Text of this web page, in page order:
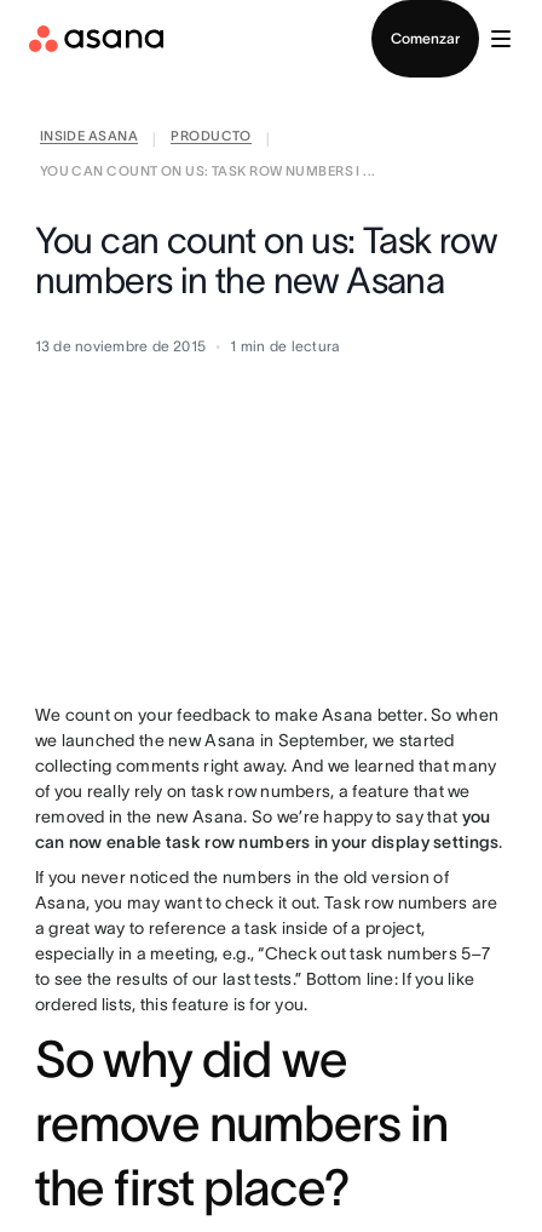
Comenzar
INSIDE ASANA PRODUCTO
YOU CAN COUNT ON US: TASK ROW NUMBERS I ...
You can count on us: Task row
numbers in the new Asana
13 de noviembre de 2015 1 min de lectura
We count on your feedback to make Asana better. So when
we launched the new Asana in September, we started
collecting comments right away. And we learned that many
of you really rely on task row numbers, a feature that we
removed in the new Asana. So we’re happy to say that you
can now enable task row numbers in your display settings.
If you never noticed the numbers in the old version of
Asana, you may want to check it out. Task row numbers are
a great way to reference a task inside of a project,
especially in a meeting, e.g., “Check out task numbers 5–7
to see the results of our last tests.” Bottom line: If you like
ordered lists, this feature is for you.
So why did we
remove numbers in
the first place?